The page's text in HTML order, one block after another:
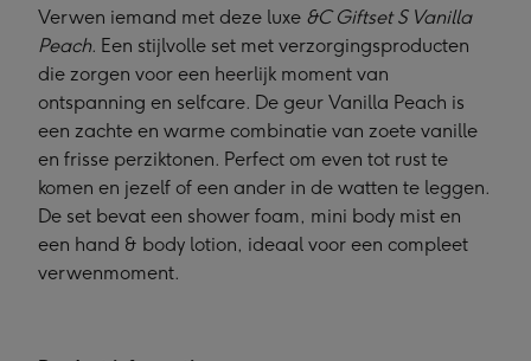
Verwen iemand met deze luxe &C Giftset S Vanilla
Peach. Een stijlvolle set met verzorgingsproducten
die zorgen voor een heerlijk moment van
ontspanning en selfcare. De geur Vanilla Peach is
een zachte en warme combinatie van zoete vanille
en frisse perziktonen. Perfect om even tot rust te
komen en jezelf of een ander in de watten te leggen.
De set bevat een shower foam, mini body mist en
een hand & body lotion, ideaal voor een compleet
verwenmoment.